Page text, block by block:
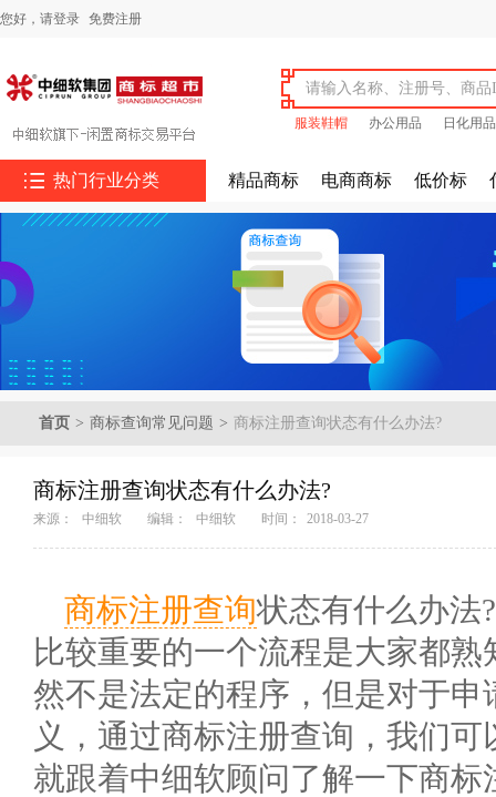
您好， 请登录 免费注册
服装鞋帽 办公用品 日化用品
 热门行业分类 精品商标 电商商标 低价标
首页 > 商标查询常见问题 > 商标注册查询状态有什么办法?
商标注册查询状态有什么办法?
来源： 中细软 编辑： 中细软 时间： 2018-03-27
商标注册查询状态有什么办法
比较重要的一个流程是大家都
然不是法定的程序，但是对于
义，通过商标注册查询，我们
就跟着中细软顾问了解一下商